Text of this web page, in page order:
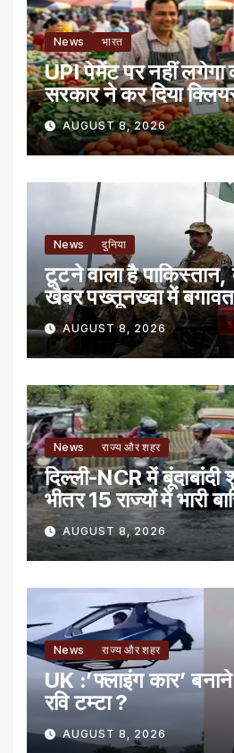
News भारत
UPI पेमेंट पर नहीं लगेगा
सरकार ने कर दिया
AUGUST 8, 2026
News दुनिया
टूटने वाला है
खैबर पख्तूनख्वा में बगावत
AUGUST 8, 2026
News राज्य और शहर
दिल्ली-NCR में
भीतर 15 राज्यों में भारी
AUGUST 8, 2026
News राज्य और शहर
UK :’फ्लाइंग कार’
रवि टम्टा ?
AUGUST 8, 2026